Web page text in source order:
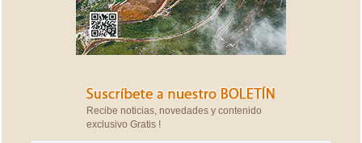
Recibe noticias, novedades y contenido
exclusivo Gratis !